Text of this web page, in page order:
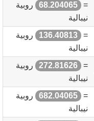
=
68.204065
روبية
نيبالية
=
136.40813
روبية
نيبالية
=
272.81626
روبية
نيبالية
=
682.04065
روبية
نيبالية